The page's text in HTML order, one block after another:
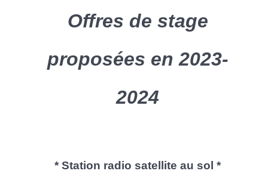
Offres de stage
proposées en 2023-
2024
* Station radio satellite au sol *